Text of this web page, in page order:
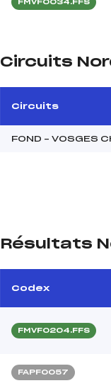
FMVF0034.FFS
Circuits
Circuits
FOND – VOSGES
Résultats
Codex
FMVF0204.FFS
FAPF0057